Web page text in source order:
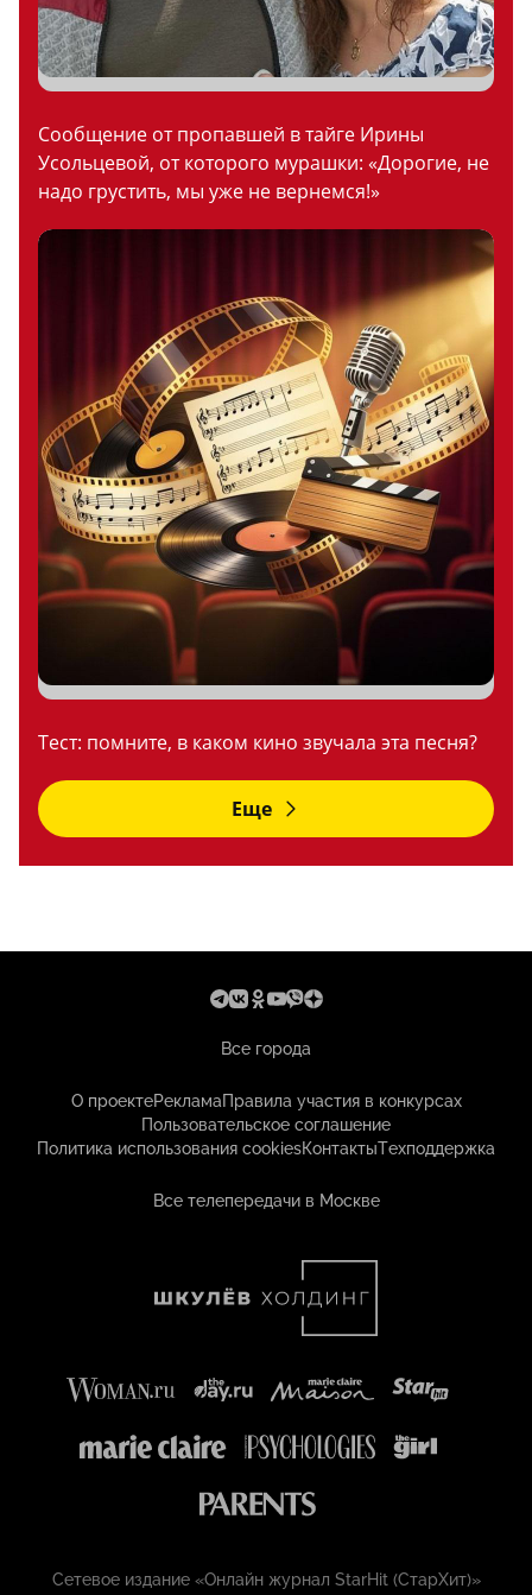
Сообщение от пропавшей в тайге Ирины
Усольцевой, от которого мурашки: «Дорогие, не
надо грустить, мы уже не вернемся!»
Тест: помните, в каком кино звучала эта песня?
Еще
Все города
О проектеРекламаПравила участия в конкурсах
Пользовательское соглашение
Политика использования cookiesКонтактыТехподдержка
Все телепередачи в Москве
Сетевое издание «Онлайн журнал StarHit (СтарХит)»